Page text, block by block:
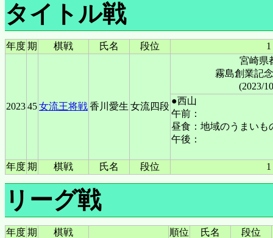
タイトル戦
年度期 棋戦 氏名 段位 1
202345女流王将戦香川愛生 女流四段
宮崎県
霧島創業記
(2023/
●西山
午前：
昼食： 地域のうまいも
午後：
年度期 棋戦 氏名 段位 1
リーグ戦
年度期 棋戦 順位 氏名 段位